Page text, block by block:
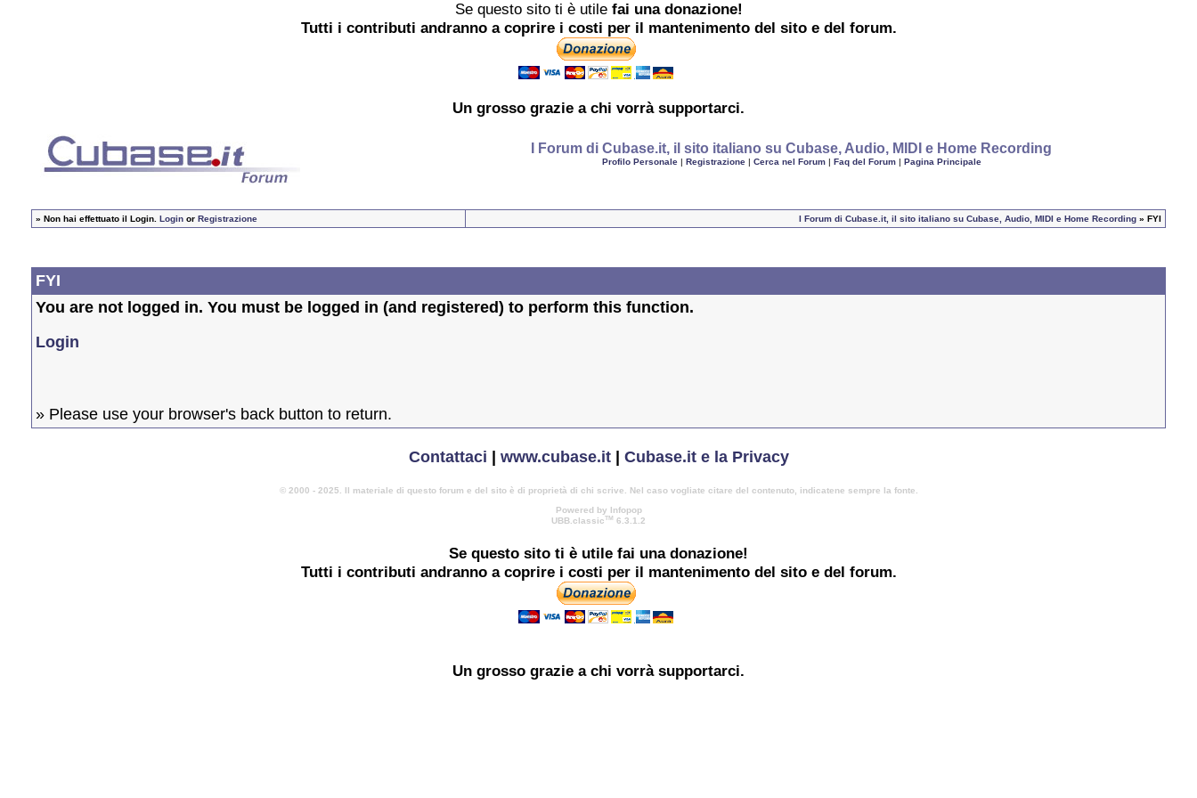
Se questo sito ti è utile fai una donazione!
Tutti i contributi andranno a coprire i costi per il mantenimento del sito e del forum.
Un grosso grazie a chi vorrà supportarci.
I Forum di Cubase.it, il sito italiano su Cubase, Audio, MIDI e Home Recording
Profilo Personale| Registrazione| Cerca nel Forum| Faq del Forum| Pagina Principale
» Non hai effettuato il Login. Login or Registrazione I Forum di Cubase.it, il sito italiano su Cubase, Audio, MIDI e Home Recording » FYI
FYI
You are not logged in. You must be logged in (and registered) to perform this function.
Login
» Please use your browser's back button to return.
Contattaci www.cubase.it| Cubase.it e la Privacy
© 2000 - 2025. Il materiale di questo forum e del sito è di proprietà di chi scrive. Nel caso vogliate citare del contenuto, indicatene sempre la fonte.
Powered by Infopop
UBB.classicTM 6.3.1.2
Se questo sito ti è utile fai una donazione!
Tutti i contributi andranno a coprire i costi per il mantenimento del sito e del forum.
Un grosso grazie a chi vorrà supportarci.